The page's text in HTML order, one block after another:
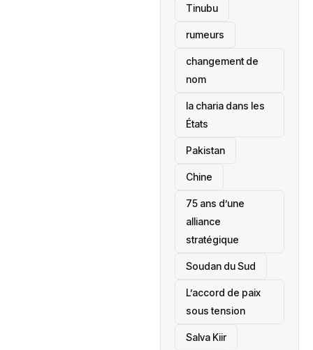
Tinubu
rumeurs
changement de
nom
la charia dans les
États
‎Pakistan
Chine
75 ans d’une
alliance
stratégique
‎Soudan du Sud
L’accord de paix
sous tension
Salva Kiir